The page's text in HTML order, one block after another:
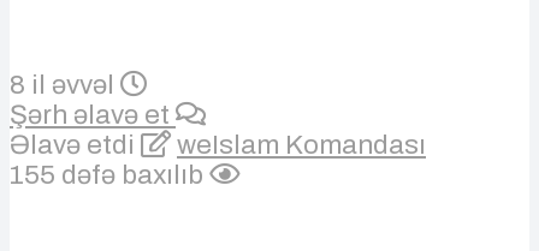
8 il əvvəl
Şərh əlavə et
Əlavə etdi
weIslam Komandası
155 dəfə baxılıb